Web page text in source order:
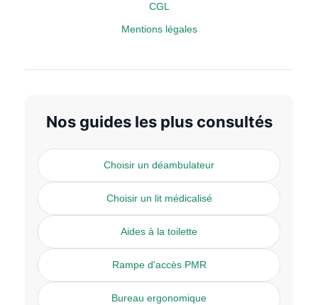
CGL
Mentions légales
Nos guides les plus consultés
Choisir un déambulateur
Choisir un lit médicalisé
Aides à la toilette
Rampe d'accès PMR
Bureau ergonomique